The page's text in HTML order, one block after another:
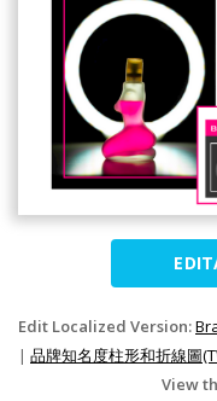
Edit Localized Version:
| 品牌知名度柱形和折線圖
View